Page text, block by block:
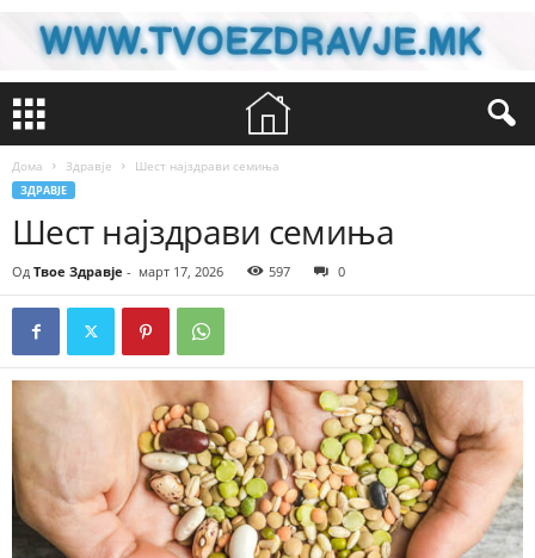
Дома Здравје Шест најздрави семиња
ЗДРАВЈЕ
Шест најздрави семиња
Од Твое Здравје - март 17, 2026 597 0